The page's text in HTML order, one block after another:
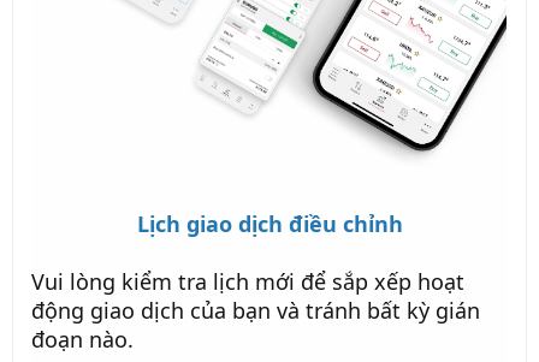
Lịch giao dịch điều chỉnh
Vui lòng kiểm tra lịch mới để sắp xếp hoạt
động giao dịch của bạn và tránh bất kỳ gián
đoạn nào.